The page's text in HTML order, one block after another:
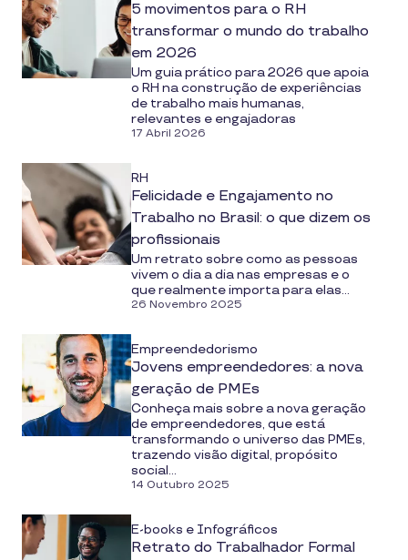
5 movimentos para o RH
transformar o mundo do trabalho
em 2026
Um guia prático para 2026 que apoia
o RH na construção de experiências
de trabalho mais humanas,
relevantes e engajadoras
17 Abril 2026
RH
Felicidade e Engajamento no
Trabalho no Brasil: o que dizem os
profissionais
Um retrato sobre como as pessoas
vivem o dia a dia nas empresas e o
que realmente importa para elas...
26 Novembro 2025
Empreendedorismo
Jovens empreendedores: a nova
geração de PMEs
Conheça mais sobre a nova geração
de empreendedores, que está
transformando o universo das PMEs,
trazendo visão digital, propósito
social...
14 Outubro 2025
E-books e Infográficos
Retrato do Trabalhador Formal